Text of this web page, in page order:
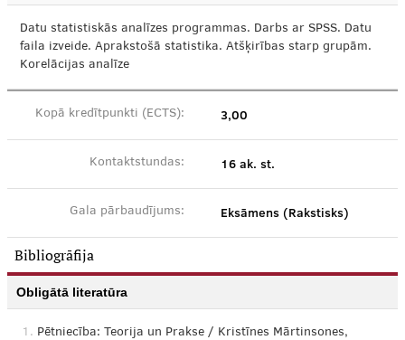
Datu statistiskās analīzes programmas. Darbs ar SPSS. Datu
faila izveide. Aprakstošā statistika. Atšķirības starp grupām.
Korelācijas analīze
Kopā kredītpunkti (ECTS): 3,00
Kontaktstundas: 16 ak. st.
Gala pārbaudījums: Eksāmens (Rakstisks)
Bibliogrāfija
Obligātā literatūra
1. Pētniecība: Teorija un Prakse / Kristīnes Mārtinsones,